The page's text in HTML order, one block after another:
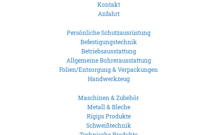
Kontakt
Anfahrt
Persönliche Schutzausrüstung
Befestigungstechnik
Betriebsausstattung
Allgemeine Bohrerausstattung
Folien/Entsorgung & Verpackungen
Handwerkzeug
Maschinen & Zubehör
Metall & Bleche
Rigips Produkte
Schweißtechnik